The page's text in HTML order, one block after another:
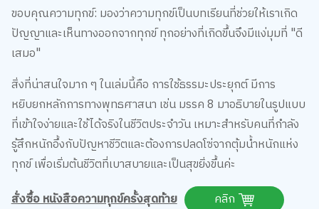
ขอบคุณความทุกข์: มองว่าความทุกข์เป็นบทเรียนที่ช่วยให้เราเกิด
ปัญญาและเห็นทางออกจากทุกข์ ทุกอย่างที่เกิดขึ้นจึงมีแง่มุมที่ "ดี
เสมอ"
สิ่งที่น่าสนใจมาก ๆ ในเล่มนี้คือ การใช้ธรรมะประยุกต์ มีการ
หยิบยกหลักการทางพุทธศาสนา เช่น มรรค 8 มาอธิบายในรูปแบบ
ที่เข้าใจง่ายและใช้ได้จริงในชีวิตประจำวัน เหมาะสำหรับคนที่กำลัง
รู้สึกหนักอึ้งกับปัญหาชีวิตและต้องการปลดโซ่จากตุ้มน้ำหนักแห่ง
ทุกข์ เพื่อเริ่มต้นชีวิตที่เบาสบายและเป็นสุขยิ่งขึ้นค่ะ
สั่งซื้อ หนังสือความทุกข์ครั้งสุดท้าย
คลิก